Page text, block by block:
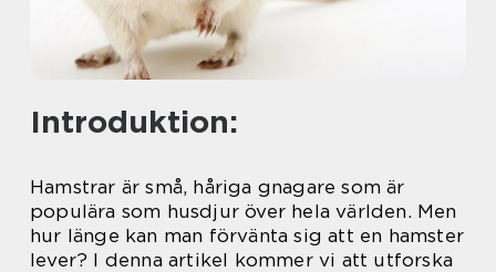
Introduktion:
Hamstrar är små, håriga gnagare som är
populära som husdjur över hela världen. Men
hur länge kan man förvänta sig att en hamster
lever? I denna artikel kommer vi att utforska